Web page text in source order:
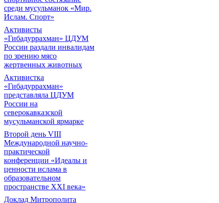
среди мусульманок «Мир.
Ислам. Спорт»
Активисты
«Гибадуррахман» ЦДУМ
России раздали инвалидам
по зрению мясо
жертвенных животных
Активистка
«Гибадуррахман»
представляла ЦДУМ
России на
северокавказской
мусульманской ярмарке
Второй день VIII
Международной научно-
практической
конференции «Идеалы и
ценности ислама в
образовательном
пространстве XXI века»
Доклад Митрополита